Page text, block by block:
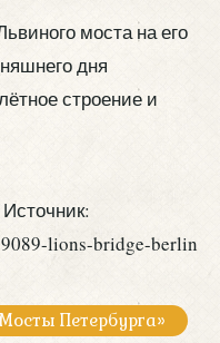
моста на его
дня
строение и
Петербурга»